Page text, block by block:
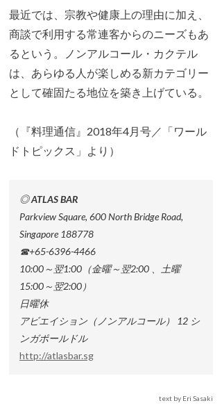
最近では、宗教や健康上の理由に加え、
商談で利用する常連客からのニーズもあ
るという。ノンアルコール・カクテル
は、あらゆる人が楽しめる新カテゴリー
として確固たる地位を築き上げている。
（『料理通信』2018年4月号／「ワール
ドトピックス」より）
◎ ATLAS BAR
Parkview Square, 600 North Bridge Road,
Singapore 188778
☎+65-6396-4466
10:00～翌1:00（金曜～翌2:00 、土曜
15:00～翌2:00）
日曜休
アビエイション（ノンアルコール） 12 シ
ンガポールドル
http://atlasbar.sg
text by Eri Sasaki